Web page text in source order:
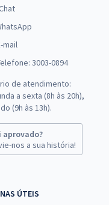
de Saúde - Enfermeiro
(-20%)
mail
3003-0894
de atendimento:
a sexta (8h às 20h),
(9h às 13h).
aprovado?
nos a sua história!
ÚTEIS